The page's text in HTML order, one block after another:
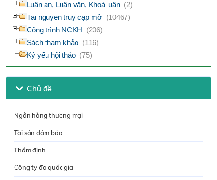
Luận án, Luận văn, Khoá luận (2)
Tài nguyên truy cập mở (10467)
Công trình NCKH (206)
Sách tham khảo (116)
Kỷ yếu hội thảo (75)
Chủ đề
Ngân hàng thương mại
Tài sản đảm bảo
Thẩm định
Công ty đa quốc gia